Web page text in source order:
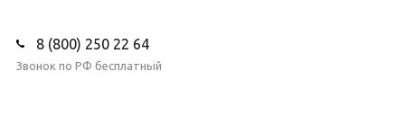
8 (800) 250 22 64
Звонок по РФ бесплатный